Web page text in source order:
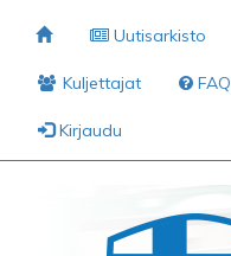
Uutisarkisto
Kuljettajat FAQ
Kirjaudu